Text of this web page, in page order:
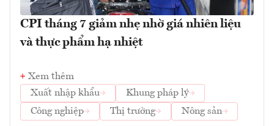
CPI tháng 7 giảm nhẹ nhờ giá nhiên liệu
và thực phẩm hạ nhiệt
Xem thêm
Xuất nhập khẩu
Khung pháp lý
Công nghiệp
Thị trường Nông sản